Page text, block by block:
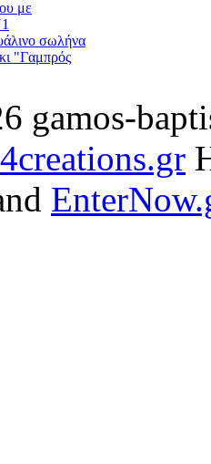
με
σωλήνα
"Γαμπρός
gamos-
4creations.gr